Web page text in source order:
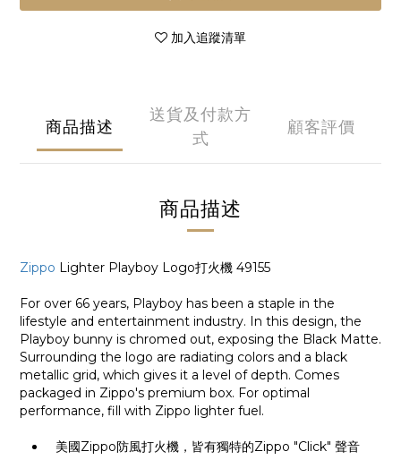
加入追蹤清單
商品描述
送貨及付款方
式
顧客評價
商品描述
Zippo Lighter Playboy Logo打火機 49155
For over 66 years, Playboy has been a staple in the
lifestyle and entertainment industry. In this design, the
Playboy bunny is chromed out, exposing the Black Matte.
Surrounding the logo are radiating colors and a black
metallic grid, which gives it a level of depth. Comes
packaged in Zippo's premium box. For optimal
performance, fill with Zippo lighter fuel.
美國Zippo防風打火機，皆有獨特的Zippo "Click" 聲音